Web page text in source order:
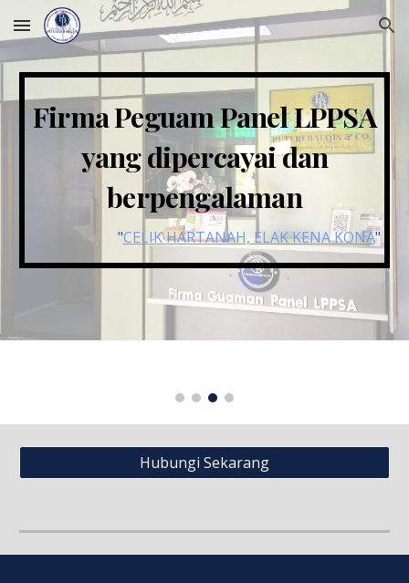
Skip to main content Skip to navigation
Firma Peguam Panel LPPSA
yang dipercayai dan
berpengalaman
"CELIK HARTANAH, ELAK KENA KONA"
Hubungi Sekarang